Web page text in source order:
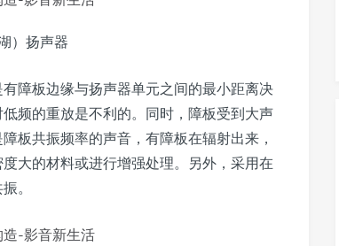
）扬声器
障板边缘与扬声器单元之间的最小距离决
频的重放是不利的。同时，障板受到大声
板共振频率的声音，有障板在辐射出来，
大的材料或进行增强处理。另外，采用在
。